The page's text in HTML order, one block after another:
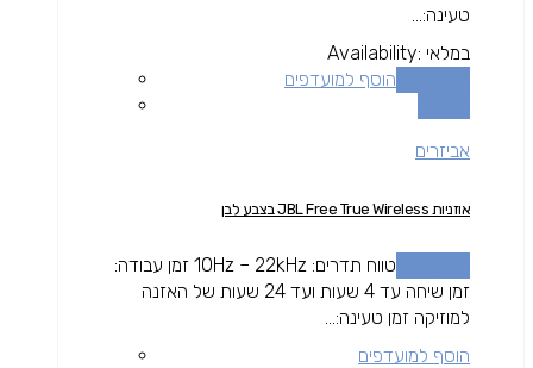
טעינה:...
Availability: במלאי
הוסף למועדפים
אביזרים
אוזניות JBL Free True Wireless בצבע לבן
טווח תדרים: 10Hz – 22kHz זמן עבודה:
זמן שיחה עד 4 שעות ועד 24 שעות של האזנה
למוזיקה זמן טעינה:...
הוסף למועדפים